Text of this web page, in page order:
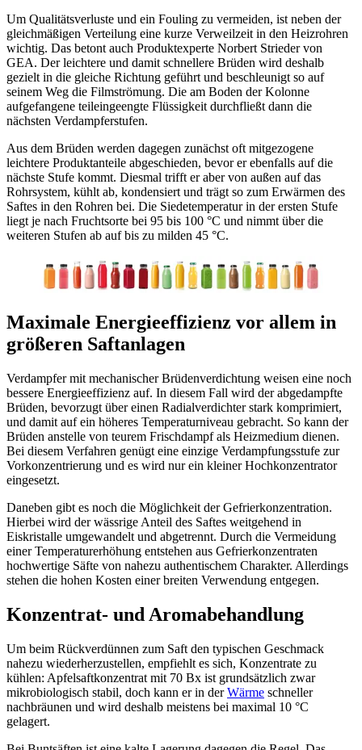
Um Qualitätsverluste und ein Fouling zu vermeiden, ist neben der
gleichmäßigen Verteilung eine kurze Verweilzeit in den Heizrohren
wichtig. Das betont auch Produkt­experte Norbert Strieder von
GEA. Der leichtere und damit schnellere Brüden wird deshalb
gezielt in die gleiche Richtung geführt und beschleunigt so auf
seinem Weg die Filmströmung. Die am Boden der Kolonne
aufgefangene teileingeengte Flüssigkeit durchfließt dann die
nächsten Verdampferstufen.
Aus dem Brüden werden dagegen zunächst oft mitgezogene
leichtere Produktanteile abgeschieden, bevor er ebenfalls auf die
nächste Stufe kommt. Diesmal trifft er aber von außen auf das
Rohrsystem, kühlt ab, kondensiert und trägt so zum Erwärmen des
Saftes in den Rohren bei. Die Siedetemperatur in der ersten Stufe
liegt je nach Fruchtsorte bei 95 bis 100 °C und nimmt über die
weiteren Stufen ab auf bis zu milden 45 °C.
Maximale Energieeffizienz vor allem in
größeren Saftanlagen
Verdampfer mit mechanischer Brüdenverdichtung weisen eine noch
bessere Energieeffizienz auf. In diesem Fall wird der abgedampfte
Brüden, bevorzugt über einen Radialverdichter stark komprimiert,
und damit auf ein höheres Temperaturniveau gebracht. So kann der
Brüden anstelle von teurem Frischdampf als Heizmedium dienen.
Bei diesem Verfahren genügt eine einzige Verdampfungsstufe zur
Vorkonzentrierung und es wird nur ein kleiner Hochkonzentrator
eingesetzt.
Daneben gibt es noch die Möglichkeit der Gefrierkonzentration.
Hierbei wird der wässrige Anteil des Saftes weitgehend in
Eiskristalle umgewandelt und abgetrennt. Durch die Vermeidung
einer Temperaturerhöhung entstehen aus Gefrierkonzentraten
hochwertige Säfte von nahezu authentischem Charakter. Allerdings
stehen die hohen Kosten einer breiten Verwendung entgegen.
Konzentrat- und Aromabehandlung
Um beim Rückverdünnen zum Saft den typischen Geschmack
nahezu wiederherzustellen, empfiehlt es sich, Konzentrate zu
kühlen: Apfelsaftkonzentrat mit 70 Bx ist grundsätzlich zwar
mikrobiologisch stabil, doch kann er in derWärme schneller
nachbräunen und wird deshalb meistens bei maximal 10 °C
gelagert.